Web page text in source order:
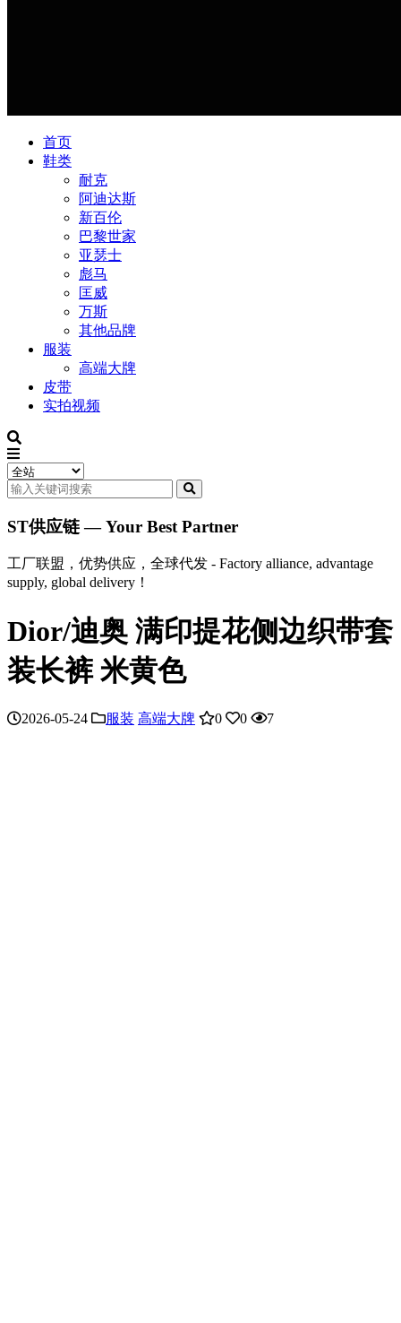
首页
鞋类
耐克
阿迪达斯
新百伦
巴黎世家
亚瑟士
彪马
匡威
万斯
其他品牌
服装
高端大牌
皮带
实拍视频
ST供应链 — Your Best Partner
工厂联盟，优势供应，全球代发 - Factory alliance, advantage
supply, global delivery！
Dior/迪奥 满印提花侧边织带套
装长裤 米黄色
2026-05-24 服装 高端大牌 0 0 7